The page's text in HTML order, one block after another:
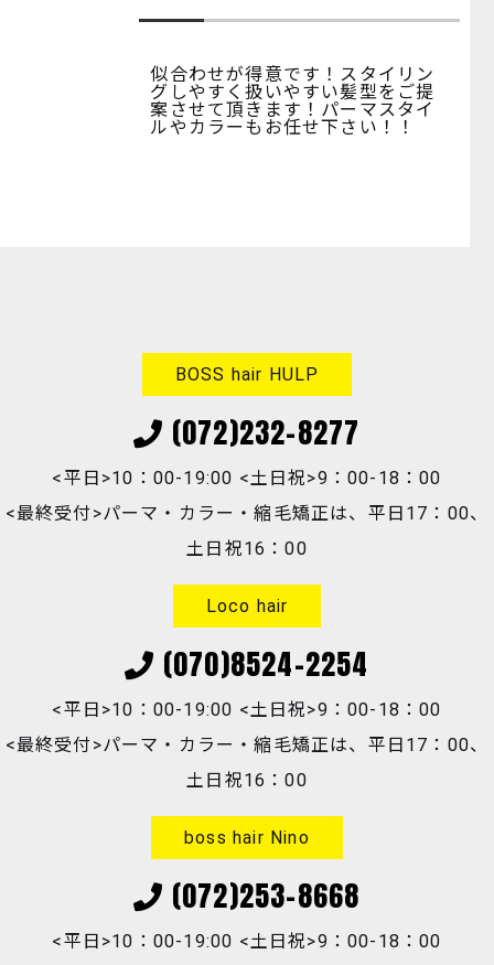
似合わせが得意です！スタイリン
グしやすく扱いやすい髪型をご提
案させて頂きます！パーマスタイ
ルやカラーもお任せ下さい！！
BOSS hair HULP
(072)232-8277
<平日>10：00-19:00 <土日祝>9：00-18：00
<最終受付>パーマ・カラー・縮毛矯正は、平日17：00、
土日祝16：00
Loco hair
(070)8524-2254
<平日>10：00-19:00 <土日祝>9：00-18：00
<最終受付>パーマ・カラー・縮毛矯正は、平日17：00、
土日祝16：00
boss hair Nino
(072)253-8668
<平日>10：00-19:00 <土日祝>9：00-18：00